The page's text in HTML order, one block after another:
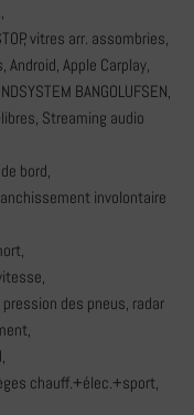
vitres arr. assombries,
Apple Carplay,
BANGOLUFSEN,
Streaming audio
bord,
involontaire
des pneus, radar
chauff.+élec.+sport,